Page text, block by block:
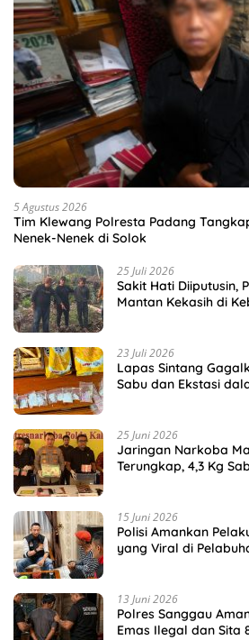
5 Agustus 2026
Tim Klewang Polresta Padang
Nenek-Nenek di Solok
25 Juli 2026
Sakit Hati Diiputusin,
Mantan Kekasih di
23 Juli 2026
Lapas Sintang
Sabu dan Ekstasi
25 Juni 2026
Jaringan Narkoba
Terungkap, 4,3 Kg
15 Juni 2026
Polisi Amankan
yang Viral di
13 Juni 2026
Polres Sanggau
Emas Ilegal dan Sita